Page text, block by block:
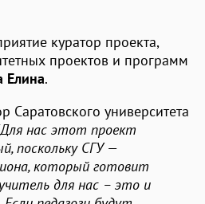
куратор проекта,
проектов и программ
Елина.
Саратовского университета
нас этот проект
поскольку СГУ —
который готовит
для нас – это и